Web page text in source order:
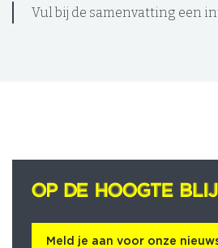
Vul bij de samenvatting een
OP DE HOOGTE
OP DE HOOGTE
Meld je aan voor onze